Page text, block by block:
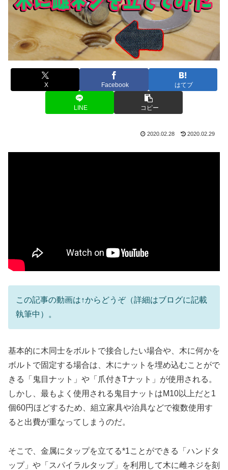
X Facebook はてブ
LINE コピー
2020.02.28 2020.02.29
この記事の動画は↑からどうぞ（詳細はブログに記載
執筆中）。
基本的に木同士をボルトで接合したい場合や、木に何かを
ボルトで固定する場合は、木にナットを埋め込むことがで
きる「鬼目ナット」や「爪付きTナット」が使用される。
しかし、最もよく使用される鬼目ナットはM10以上だと1
個60円ほどするため、組立家具や治具などで複数使用す
ると出費が重なってしまうのだ。
そこで、金属にタップを立てる*1ことができる「ハンドタ
ップ」や「スパイラルタップ」を利用して木に雌ネジを刻